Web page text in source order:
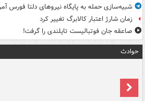
شبیه‌سازی حمله به پایگاه نیروهای دلتا فورس
زمان شارژ اعتبار کالابرگ تغییر کرد
صاعقه جان فوتبالیست تایلندی را گرفت!
حوادث